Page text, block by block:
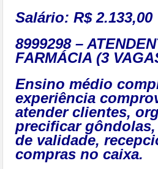
Salário: R$ 2.133,00
8999298 –
FARMÁCIA (3
Ensino médio
experiência
atender clientes,
precificar
de validade,
compras no caixa.